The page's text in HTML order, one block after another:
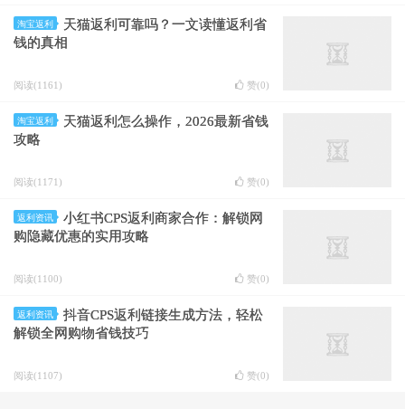
淘宝返利
天猫返利可靠吗？一文读懂返利省
钱的真相
阅读(1161) 赞(0)
淘宝返利
天猫返利怎么操作，2026最新省钱
攻略
阅读(1171) 赞(0)
返利资讯
小红书CPS返利商家合作：解锁网
购隐藏优惠的实用攻略
阅读(1100) 赞(0)
返利资讯
抖音CPS返利链接生成方法，轻松
解锁全网购物省钱技巧
阅读(1107) 赞(0)